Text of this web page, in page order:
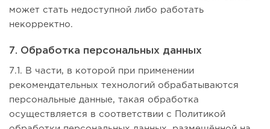
может стать недоступной либо работать
некорректно.
7. Обработка персональных данных
7.1. В части, в которой при применении
рекомендательных технологий обрабатываются
персональные данные, такая обработка
осуществляется в соответствии с Политикой